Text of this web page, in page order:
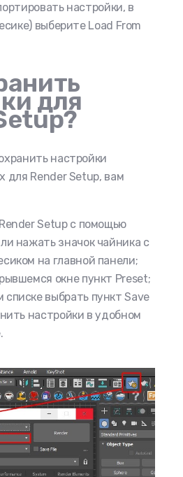
настройки, в
выберите Load From
для
настройки
для Render Setup, вам
Setup с помощью
нажать значок чайника с
на главной панели;
окне пункт Preset;
выбрать пункт Save
настройки в удобном